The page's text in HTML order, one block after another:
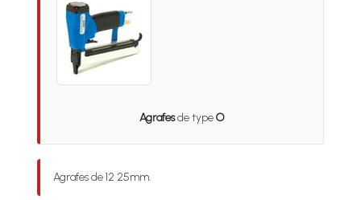
Agrafesde typeO
Agrafes de 12 25mm.